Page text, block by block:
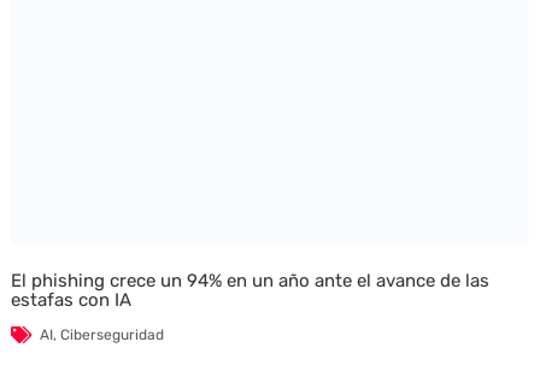
El phishing crece un 94% en un año ante el avance de las
estafas con IA
AI, Ciberseguridad